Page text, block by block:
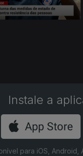
Instale a
para iOS,